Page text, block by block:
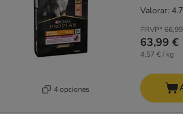
4 opciones
PRVP*
63,99 €
4,57 € / kg
Valorar: